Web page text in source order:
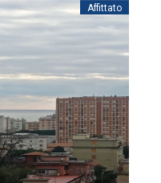
Affittato